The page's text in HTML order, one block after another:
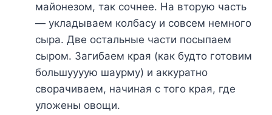
майонезом, так сочнее. На вторую часть
— укладываем колбасу и совсем немного
сыра. Две остальные части посыпаем
сыром. Загибаем края (как будто готовим
большуууую шаурму) и аккуратно
сворачиваем, начиная с того края, где
уложены овощи.